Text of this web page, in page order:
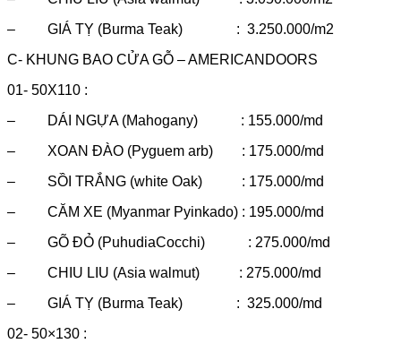
– GIÁ TỴ (Burma Teak) : 3.250.000/m2
C- KHUNG BAO CỬA GỖ – AMERICANDOORS
01- 50X110 :
– DÁI NGỰA (Mahogany) : 155.000/md
– XOAN ĐÀO (Pyguem arb) : 175.000/md
– SỒI TRẮNG (white Oak) : 175.000/md
– CĂM XE (Myanmar Pyinkado) : 195.000/md
– GÕ ĐỎ (PuhudiaCocchi) : 275.000/md
– CHIU LIU (Asia walmut) : 275.000/md
– GIÁ TỴ (Burma Teak) : 325.000/md
02- 50×130 :